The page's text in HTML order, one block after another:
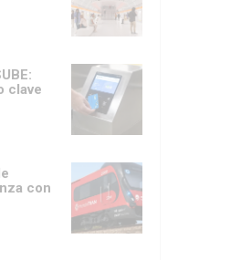
clave
con